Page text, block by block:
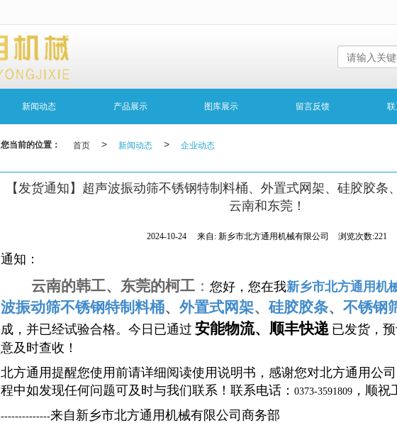
新闻动态 产品展示 图库展示 留言反馈 联
您当前的位置： 首页 > 新闻动态 > 企业动态
【发货通知】超声波振动筛不锈钢特制料桶、外置式网架、硅胶胶条
云南和东莞！
2024-10-24 来自:新乡市北方通用机械有限公司 浏览次数:221
通知：
云南的韩工、东莞的柯工： 您好，您在我新乡市北方通用机
波振动筛不锈钢特制料桶、 外置式网架、 硅胶胶条、 不锈钢
成，并已经试验合格。今日已通过 安能物流、顺丰快递 已发货，
意及时查收！
北方通用提醒您使用前请详细阅读使用说明书，感谢您对北方通用公
程中如发现任何问题可及时与我们联系！联系电话： 0373-3591809，顺祝
--------------来自新乡市北方通用机械有限公司商务部